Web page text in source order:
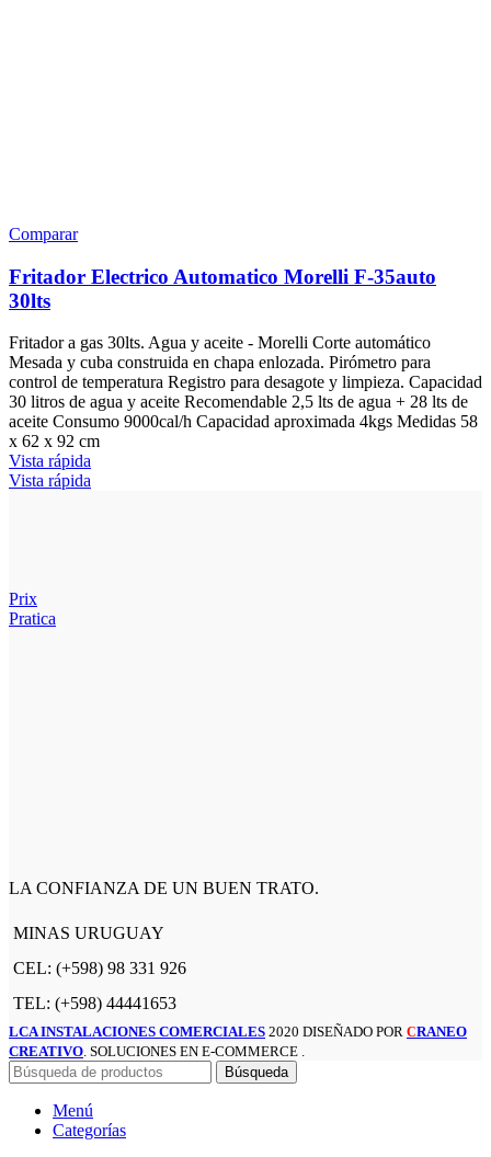
Comparar
Fritador Electrico Automatico Morelli F-35auto
30lts
Fritador a gas 30lts. Agua y aceite - Morelli Corte automático
Mesada y cuba construida en chapa enlozada. Pirómetro para
control de temperatura Registro para desagote y limpieza. Capacidad
30 litros de agua y aceite Recomendable 2,5 lts de agua + 28 lts de
aceite Consumo 9000cal/h Capacidad aproximada 4kgs Medidas 58
x 62 x 92 cm
Vista rápida
Vista rápida
Prix
Pratica
LA CONFIANZA DE UN BUEN TRATO.
MINAS URUGUAY
CEL: (+598) 98 331 926
TEL: (+598) 44441653
LCA INSTALACIONES COMERCIALES 2020 DISEÑADO POR CRANEO
CREATIVO. SOLUCIONES EN E-COMMERCE .
Búsqueda
Menú
Categorías